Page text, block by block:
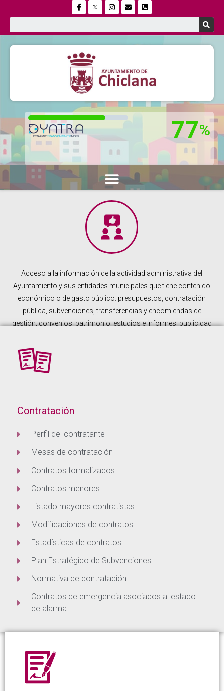
Acceso a la información de la actividad administrativa del
Ayuntamiento y sus entidades municipales que tiene contenido
económico o de gasto público: presupuestos, contratación
pública, subvenciones, transferencias y encomiendas de
gestión, convenios, patrimonio, estudios e informes, publicidad
Contratación
Perfil del contratante
Mesas de contratación
Contratos formalizados
Contratos menores
Listado mayores contratistas
Modificaciones de contratos
Estadísticas de contratos
Plan Estratégico de Subvenciones
Normativa de contratación
Contratos de emergencia asociados al estado
de alarma